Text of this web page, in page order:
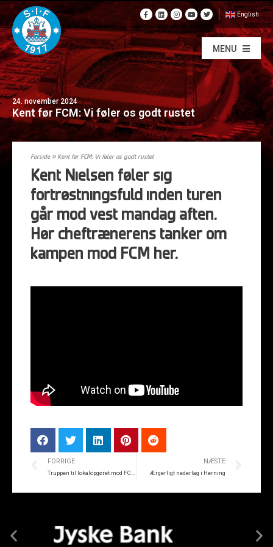
English
MENU
24. november 2024
Kent før FCM: Vi føler os godt rustet
Forside»Kent før FCM: Vi føler os godt rustet
Kent Nielsen føler sig
fortrøstningsfuld inden turen
går mod vest mandag aften.
Hør cheftrænerens tanker om
kampen mod FCM her.
FORRIGE NÆSTE
Ærgerligt nederlag i Herning